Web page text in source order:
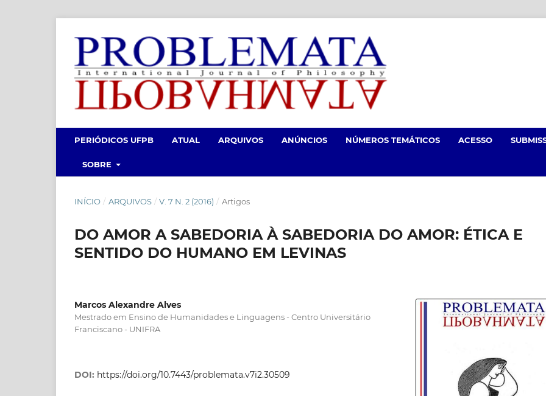
PERIÓDICOS UFPB ATUAL ARQUIVOS ANÚNCIOS NÚMEROS TEMÁTICOS ACESSO
SOBRE
INÍCIO / ARQUIVOS / V. 7 N. 2 (2016) / Artigos
DO AMOR A SABEDORIA À SABEDORIA DO AMOR: ÉTICA E
SENTIDO DO HUMANO EM LEVINAS
Marcos Alexandre Alves
Mestrado em Ensino de Humanidades e Linguagens - Centro Universitário
Franciscano - UNIFRA
DOI: https://doi.org/10.7443/problemata.v7i2.30509